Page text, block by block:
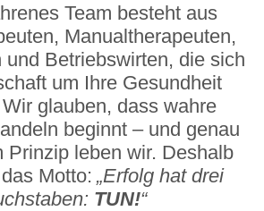
Team besteht aus
Manualtherapeuten,
und Betriebswirten, die sich
um Ihre Gesundheit
glauben, dass wahre
beginnt – und genau
Prinzip leben wir. Deshalb
Motto: „Erfolg hat drei
TUN!“